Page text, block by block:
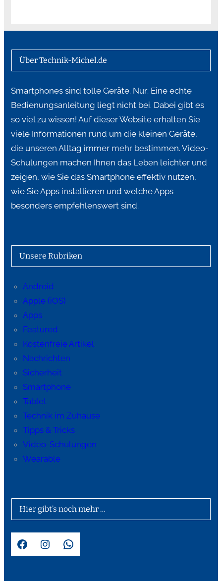
Über Technik-Michel.de
Smartphones sind tolle Geräte. Nur: Eine echte
Bedienungsanleitung liegt nicht bei. Dabei gibt es
so viel zu wissen! Auf dieser Website erhalten Sie
viele Informationen rund um die kleinen Geräte,
die unseren Alltag immer mehr bestimmen. Video-
Schulungen machen Ihnen das Leben leichter und
zeigen, wie Sie das Smartphone effektiv nutzen,
wie Sie Apps installieren und welche Apps
besonders empfehlenswert sind.
Unsere Rubriken
Android
Apple (iOS)
Apps
Featured
Kostenfreie Artikel
Nachrichten
Sicherheit
Smartphone
Tablet
Technik im Zuhause
Tipps & Tricks
Video-Schulungen
Wearable
Hier gibt’s noch mehr …
Facebook Instagram WhatsApp